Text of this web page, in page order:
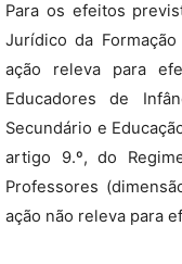
Para os efeitos
Jurídico da
ação releva para
Educadores de
Secundário e
artigo 9.º, do
Professores
ação não releva para